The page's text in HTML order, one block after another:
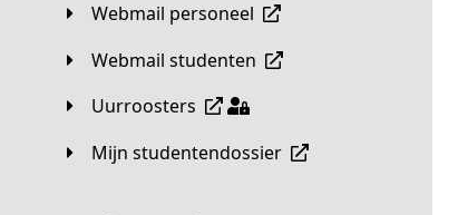
Webmail personeel
Webmail studenten
Uurroosters
Mijn studentendossier